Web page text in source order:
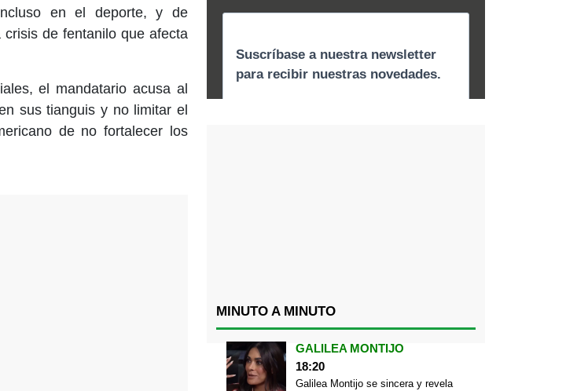
en el deporte, y de
de fentanilo que afecta
el mandatario acusa al
sus tianguis y no limitar el
de no fortalecer los
MINUTO A MINUTO
GALILEA MONTIJO
18:20
Galilea Montijo se sincera y revela